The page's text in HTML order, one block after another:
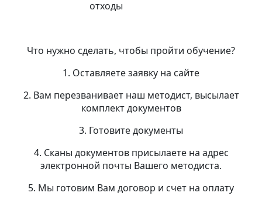
отходы
Что нужно сделать, чтобы пройти обучение?
1. Оставляете заявку на сайте
2. Вам перезванивает наш методист, высылает
комплект документов
3. Готовите документы
4. Сканы документов присылаете на адрес
электронной почты Вашего методиста.
5. Мы готовим Вам договор и счет на оплату